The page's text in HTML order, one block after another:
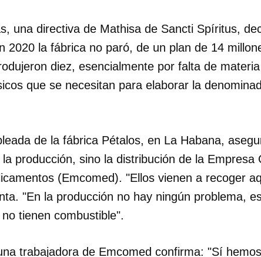
una directiva de Mathisa de Sancti Spíritus,
2020 la fábrica no paró, de un plan de 14
diez, esencialmente por falta de
que se necesitan para elaborar la
de la fábrica Pétalos, en La Habana,
producción, sino la distribución de la Empresa
(Emcomed). "Ellos vienen a recoger
"En la producción no hay ningún problema,
tienen combustible".
trabajadora de Emcomed confirma: "Sí